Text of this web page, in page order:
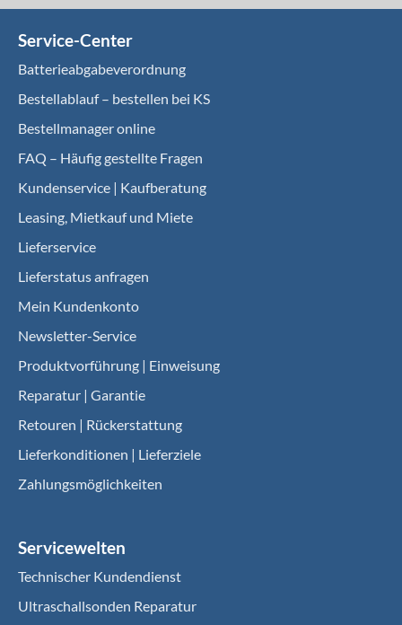
Service-Center
Batterieabgabeverordnung
Bestellablauf – bestellen bei KS
Bestellmanager online
FAQ – Häufig gestellte Fragen
Kundenservice | Kaufberatung
Leasing, Mietkauf und Miete
Lieferservice
Lieferstatus anfragen
Mein Kundenkonto
Newsletter-Service
Produktvorführung | Einweisung
Reparatur | Garantie
Retouren | Rückerstattung
Lieferkonditionen | Lieferziele
Zahlungsmöglichkeiten
Servicewelten
Technischer Kundendienst
Ultraschallsonden Reparatur